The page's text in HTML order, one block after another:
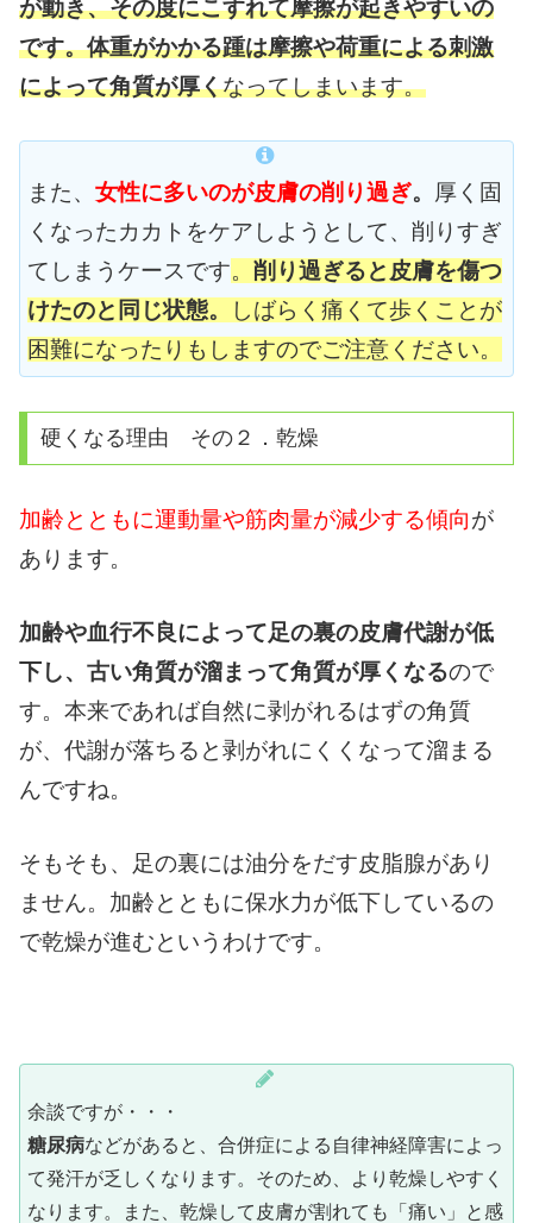
が動き、その度にこすれて摩擦が起きやすいの
です。体重がかかる踵は摩擦や荷重による刺激
によって角質が厚くなってしまいます。
また、 女性に多いのが皮膚の削り過ぎ。 厚く固
くなったカカトをケアしようとして、削りすぎ
てしまうケースです。 削り過ぎると皮膚を傷つ
けたのと同じ状態。
しばらく痛くて歩くことが
困難になったりもしますのでご注意ください。
硬くなる理由 その２．乾燥
加齢とともに運動量や筋肉量が減少する傾向が
あります。
加齢や血行不良によって足の裏の皮膚代謝が低
下し、古い角質が溜まって角質が厚くなるので
す。本来であれば自然に剥がれるはずの角質
が、代謝が落ちると剥がれにくくなって溜まる
んですね。
そもそも、足の裏には油分をだす皮脂腺があり
ません。加齢とともに保水力が低下しているの
で乾燥が進むというわけです。
余談ですが・・・
糖尿病などがあると、合併症による自律神経障害によっ
て発汗が乏しくなります。そのため、より乾燥しやすく
なります。また、乾燥して皮膚が割れても「痛い」と感